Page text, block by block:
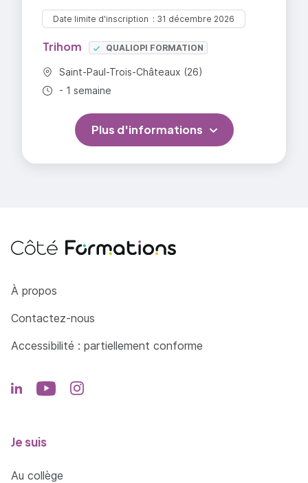
Date limite d'inscription 31 décembre 2026
Trihom QUALIOPI FORMATION
Commune :
Saint-Paul-Trois-Châteaux (26)
Durée totale :
- 1 semaine
Plus d'informations
Côté Formations
À propos
Contactez-nous
Accessibilité : partiellement conforme
Je suis
Au collège